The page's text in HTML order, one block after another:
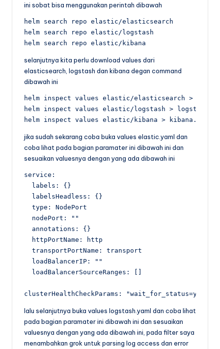
ini sobat bisa menggunakan perintah dibawah
helm search repo elastic/elasticsearch
helm search repo elastic/logstash
helm search repo elastic/kibana
selanjutnya kita perlu download values dari
elasticsearch, logstash dan kibana degan command
dibawah ini
helm inspect values elastic/elasticsearch >
helm inspect values elastic/logstash >
helm inspect values elastic/kibana > kibana.yaml
jika sudah sekarang coba buka values elastic.yaml dan
coba lihat pada bagian paramater ini dibawah ini dan
sesuaikan valuesnya dengan yang ada dibawah ini
service:
  labels: {}
  labelsHeadless: {}
  type: NodePort
  nodePort: ""
  annotations: {}
  httpPortName: http
  transportPortName: transport
  loadBalancerIP: ""
  loadBalancerSourceRanges: []
clusterHealthCheckParams:
lalu selanjutnya buka values logstash.yaml dan coba lihat
pada bagian paramater ini dibawah ini dan sesuaikan
valuesnya dengan yang ada dibawah ini, pada filter saya
menambahkan grok untuk parsing log access dan error